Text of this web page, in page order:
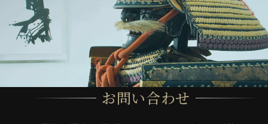
お問い合わせ